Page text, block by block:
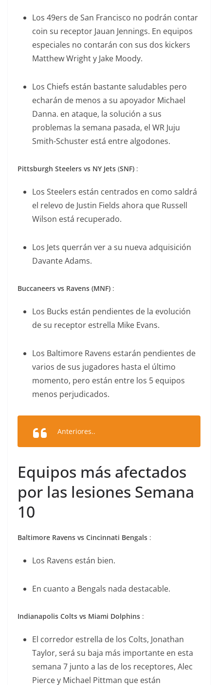
Los 49ers de San Francisco no podrán contar
coin su receptor Jauan Jennings. En equipos
especiales no contarán con sus dos kickers
Matthew Wright y Jake Moody.
Los Chiefs están bastante saludables pero
echarán de menos a su apoyador Michael
Danna. en ataque, la solución a sus
problemas la semana pasada, el WR Juju
Smith-Schuster está entre algodones.
Pittsburgh Steelers vs NY Jets (SNF) :
Los Steelers están centrados en como saldrá
el relevo de Justin Fields ahora que Russell
Wilson está recuperado.
Los Jets querrán ver a su nueva adquisición
Davante Adams.
Buccaneers vs Ravens (MNF) :
Los Bucks están pendientes de la evolución
de su receptor estrella Mike Evans.
Los Baltimore Ravens estarán pendientes de
varios de sus jugadores hasta el último
momento, pero están entre los 5 equipos
menos perjudicados.
Anteriores..
Equipos más afectados
por las lesiones Semana
10
Baltimore Ravens vs Cincinnati Bengals :
Los Ravens están bien.
En cuanto a Bengals nada destacable.
Indianapolis Colts vs Miami Dolphins :
El corredor estrella de los Colts, Jonathan
Taylor, será su baja más importante en esta
semana 7 junto a las de los receptores, Alec
Pierce y Michael Pittman que están